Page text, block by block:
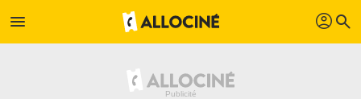
menu profil search